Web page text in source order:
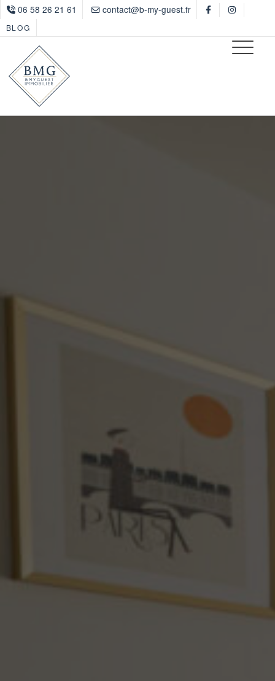
06 58 26 21 61 contact@b-my-guest.fr
BLOG